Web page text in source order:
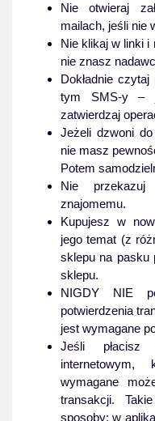
Nie otwieraj
mailach, jeśli nie
Nie klikaj w linki i
nie znasz
Dokładnie
tym SMS-y –
zatwierdzaj
Jeżeli dzwoni
nie masz
Potem
Nie
znajomemu.
Kupujesz w
jego temat (z
sklepu na pasku
sklepu.
NIGDY NIE
potwierdzenia
jest wymagane
Jeśli płacisz
internetowym,
wymagane
transakcji.
sposoby: w